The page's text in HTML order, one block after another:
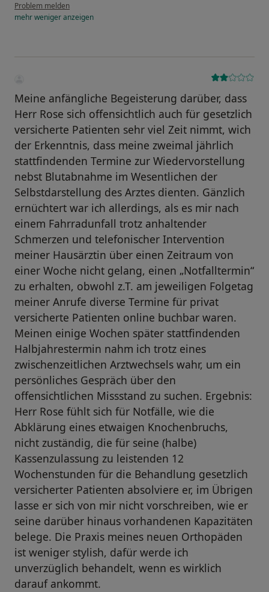
Problem melden
mehrwenigeranzeigen
Meine anfängliche Begeisterung darüber, dass
Herr Rose sich offensichtlich auch für gesetzlich
versicherte Patienten sehr viel Zeit nimmt, wich
der Erkenntnis, dass meine zweimal jährlich
stattfindenden Termine zur Wiedervorstellung
nebst Blutabnahme im Wesentlichen der
Selbstdarstellung des Arztes dienten. Gänzlich
ernüchtert war ich allerdings, als es mir nach
einem Fahrradunfall trotz anhaltender
Schmerzen und telefonischer Intervention
meiner Hausärztin über einen Zeitraum von
einer Woche nicht gelang, einen „Notfalltermin“
zu erhalten, obwohl z.T. am jeweiligen Folgetag
meiner Anrufe diverse Termine für privat
versicherte Patienten online buchbar waren.
Meinen einige Wochen später stattfindenden
Halbjahrestermin nahm ich trotz eines
zwischenzeitlichen Arztwechsels wahr, um ein
persönliches Gespräch über den
offensichtlichen Missstand zu suchen. Ergebnis:
Herr Rose fühlt sich für Notfälle, wie die
Abklärung eines etwaigen Knochenbruchs,
nicht zuständig, die für seine (halbe)
Kassenzulassung zu leistenden 12
Wochenstunden für die Behandlung gesetzlich
versicherter Patienten absolviere er, im Übrigen
lasse er sich von mir nicht vorschreiben, wie er
seine darüber hinaus vorhandenen Kapazitäten
belege. Die Praxis meines neuen Orthopäden
ist weniger stylish, dafür werde ich
unverzüglich behandelt, wenn es wirklich
darauf ankommt.